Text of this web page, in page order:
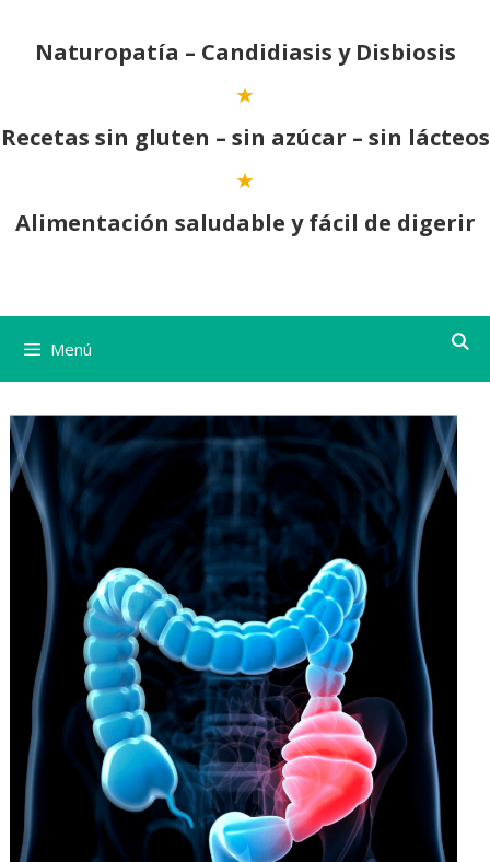
contenido
Naturopatía – Candidiasis y Disbiosis
Recetas sin gluten – sin azúcar – sin lácteos
Alimentación saludable y fácil de digerir
Menú